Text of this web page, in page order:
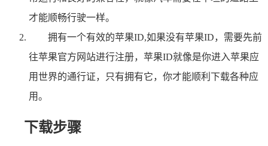
才能顺畅行驶一样。
拥有一个有效的苹果ID,如果没有苹果ID，需要先前
往苹果官方网站进行注册，苹果ID就像是你进入苹果应
用世界的通行证，只有拥有它，你才能顺利下载各种应
用。
下载步骤